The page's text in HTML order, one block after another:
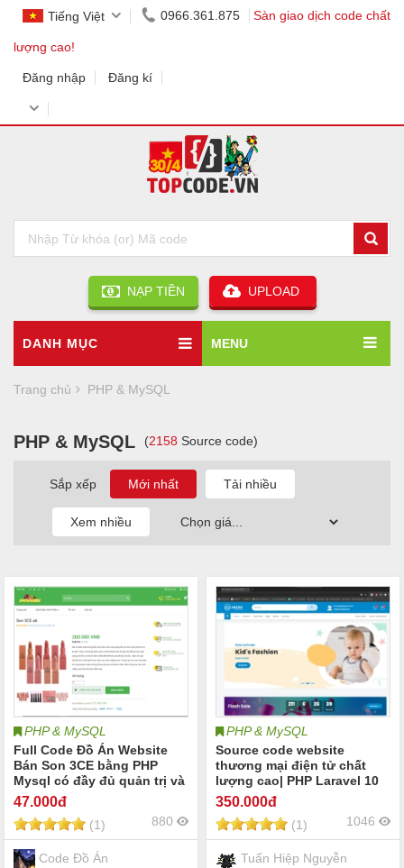
Tiếng Việt 0966.361.875 Sàn giao dịch code chất
lượng cao!
Đăng nhập Đăng kí
NẠP TIỀN UPLOAD
DANH MỤC MENU
Trang chủ PHP & MySQL
PHP & MySQL (2158 Source code)
Sắp xếp
PHP & MySQL
Full Code Đồ Án Website
Bán Son 3CE bằng PHP
Mysql có đầy đủ quản trị và
người dùng:
login,logout,đặt hàng,mua
hàng,thanh toán,quản lí
sp,nsp,checkout,đặt
hàng,...đồ án
47.000đ
(1) 880
Code Đồ Án
PHP & MySQL
Source code website
thương mại điện tử chất
lượng cao| PHP Laravel 10
350.000đ
(1) 1046
Tuấn Hiệp Nguyễn